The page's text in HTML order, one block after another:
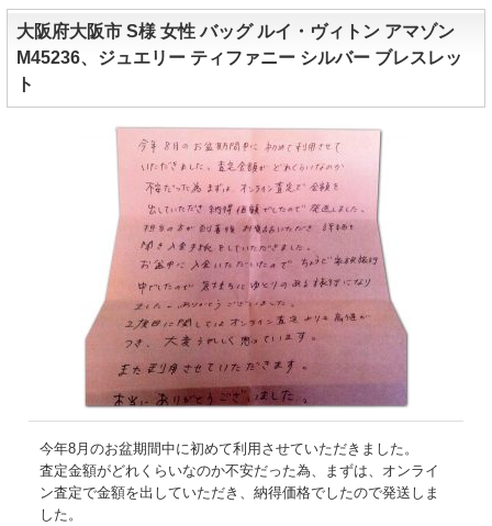
大阪府大阪市 S様 女性 バッグ ルイ・ヴィトン アマゾン
M45236、ジュエリー ティファニー シルバー ブレスレッ
ト
今年8月のお盆期間中に初めて利用させていただきました。
査定金額がどれくらいなのか不安だった為、まずは、オンライ
ン査定で金額を出していただき、納得価格でしたので発送しま
した。